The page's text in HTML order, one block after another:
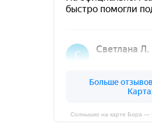
Солнышко на карте Бора —